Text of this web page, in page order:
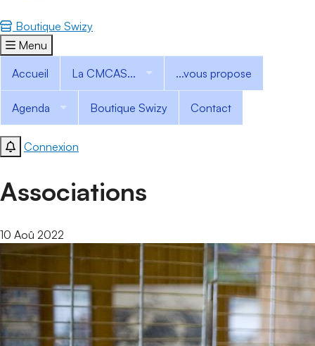
Boutique Swizy
Menu
Accueil
La CMCAS... ...vous propose
Agenda Boutique Swizy Contact
Connexion
Associations
10 Aoû 2022